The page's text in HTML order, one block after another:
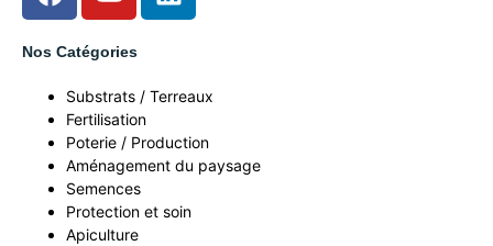
Nos Catégories
Substrats / Terreaux
Fertilisation
Poterie / Production
Aménagement du paysage
Semences
Protection et soin
Apiculture